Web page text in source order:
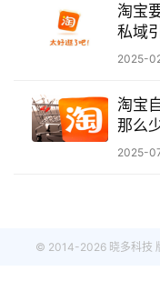
淘宝
私域
2025-
淘宝
那么
必须
2025-
© 2014-2026 晓多科技